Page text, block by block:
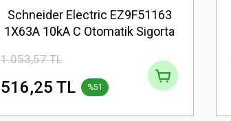
Schneider Electric EZ9F51163
1X63A 10kA C Otomatik Sigorta
1.053,57 TL
516,25 TL %51